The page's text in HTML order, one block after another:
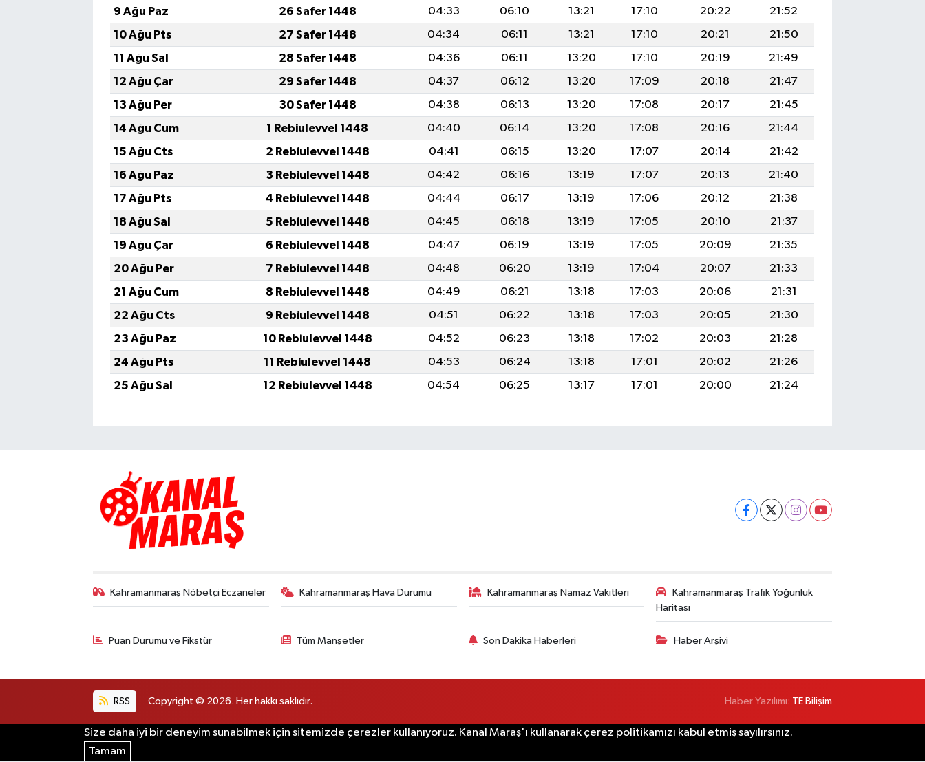
9 Ağu Paz
26 Safer 1448 04:33 06:10 13:21 17:10 20:22
21:52
10 Ağu Pts
27 Safer 1448 04:34 06:11 13:21 17:10 20:21
21:50
11 Ağu Sal
28 Safer 1448 04:36 06:11 13:20 17:10 20:19
21:49
12 Ağu Çar
29 Safer 1448 04:37 06:12 13:20 17:09 20:18
21:47
13 Ağu Per
30 Safer 1448 04:38 06:13 13:20 17:08 20:17
21:45
14 Ağu Cum
1 Rebiulevvel 1448 04:40 06:14 13:20 17:08 20:16
21:44
15 Ağu Cts
2 Rebiulevvel 1448 04:41 06:15 13:20 17:07 20:14
21:42
16 Ağu Paz
3 Rebiulevvel 1448 04:42 06:16 13:19 17:07 20:13
21:40
17 Ağu Pts
4 Rebiulevvel 1448 04:44 06:17 13:19 17:06 20:12
21:38
18 Ağu Sal
5 Rebiulevvel 1448 04:45 06:18 13:19 17:05 20:10
21:37
19 Ağu Çar
6 Rebiulevvel 1448 04:47 06:19 13:19 17:05 20:09
21:35
20 Ağu Per
7 Rebiulevvel 1448 04:48 06:20 13:19 17:04 20:07
21:33
21 Ağu Cum
8 Rebiulevvel 1448 04:49 06:21 13:18 17:03 20:06
21:31
22 Ağu Cts
9 Rebiulevvel 1448 04:51 06:22 13:18 17:03 20:05
21:30
23 Ağu Paz
10 Rebiulevvel 1448 04:52 06:23 13:18 17:02 20:03
21:28
24 Ağu Pts
11 Rebiulevvel 1448 04:53 06:24 13:18 17:01 20:02
21:26
25 Ağu Sal
12 Rebiulevvel 1448 04:54 06:25 13:17 17:01 20:00 21:24
Kahramanmaraş Nöbetçi Eczaneler Kahramanmaraş Hava Durumu Kahramanmaraş Namaz Vakitleri
Kahramanmaraş Trafik Yoğunluk
Haritası
Puan Durumu ve Fikstür Tüm Manşetler Son Dakika Haberleri Haber Arşivi
RSS Copyright © 2026. Her hakkı saklıdır. Haber Yazılımı: TE Bilişim
Size daha iyi bir deneyim sunabilmek için sitemizde çerezler kullanıyoruz. Kanal Maraş'ı kullanarak çerez politikamızı kabul etmiş sayılırsınız.
Tamam